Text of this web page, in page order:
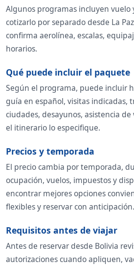
Algunos programas incluyen
cotizarlo por separado desde La
confirma aerolínea, escalas,
horarios.
Qué puede incluir el paquete
Según el programa, puede incluir
guía en español, visitas indicadas,
ciudades, desayunos, asistencia
el itinerario lo especifique.
Precios y temporada
El precio cambia por temporada,
ocupación, vuelos, impuestos y
encontrar mejores opciones
flexibles y reservar con anticipación.
Requisitos antes de viajar
Antes de reservar desde Bolivia
autorizaciones cuando apliquen,